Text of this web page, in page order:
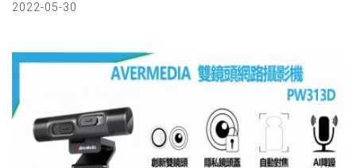
2022-05-30